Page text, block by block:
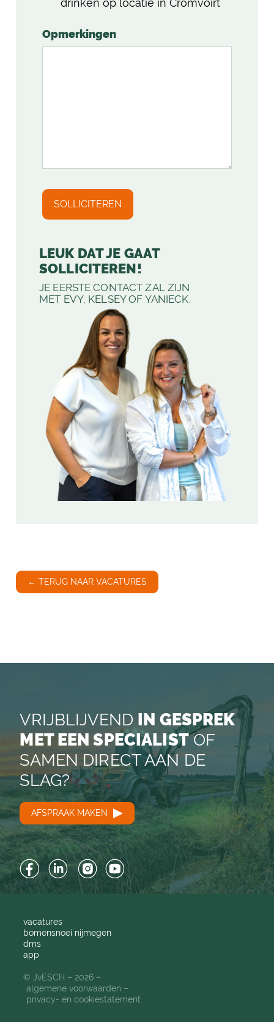
drinken op locatie in Cromvoirt
Opmerkingen
LEUK DAT JE GAAT
SOLLICITEREN!
JE EERSTE CONTACT ZAL ZIJN
MET EVY, KELSEY OF YANIECK.
← TERUG NAAR VACATURES
VRIJBLIJVEND IN GESPREK
MET EEN SPECIALISTOF
SAMEN DIRECT AAN DE
SLAG?
AFSPRAAK MAKEN
FacebookLinkedInInstagramYouTube
vacatures
bomensnoei nijmegen
dms
app
© JvESCH – 2026 –
algemene voorwaarden
privacy- en cookiestatement